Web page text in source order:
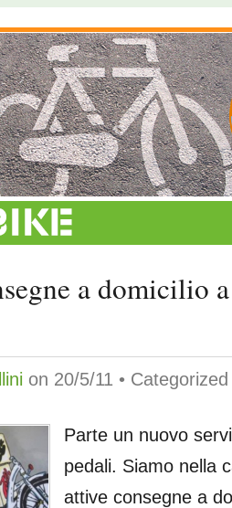
a domicilio
on 20/5/11 •
Parte un nuovo
pedali. Siamo nella
attive consegne a